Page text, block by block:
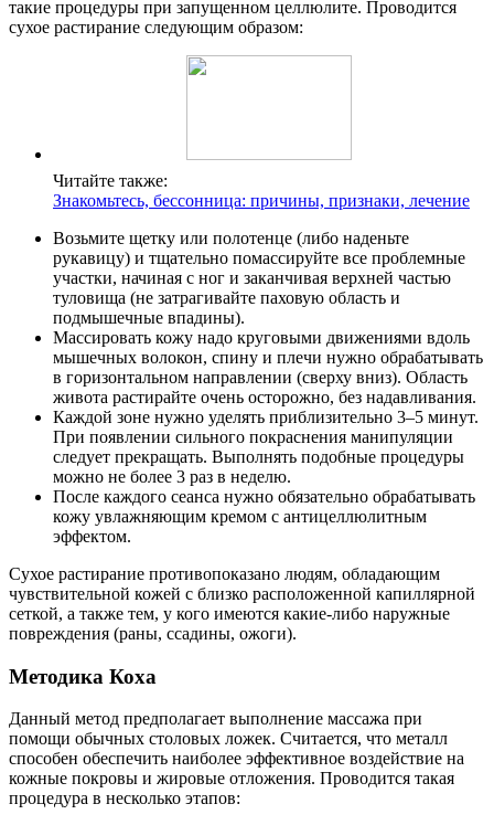
такие процедуры при запущенном целлюлите. Проводится
сухое растирание следующим образом:
Читайте также:
Знакомьтесь, бессонница: причины, признаки, лечение
Возьмите щетку или полотенце (либо наденьте
рукавицу) и тщательно помассируйте все проблемные
участки, начиная с ног и заканчивая верхней частью
туловища (не затрагивайте паховую область и
подмышечные впадины).
Массировать кожу надо круговыми движениями вдоль
мышечных волокон, спину и плечи нужно обрабатывать
в горизонтальном направлении (сверху вниз). Область
живота растирайте очень осторожно, без надавливания.
Каждой зоне нужно уделять приблизительно 3–5 минут.
При появлении сильного покраснения манипуляции
следует прекращать. Выполнять подобные процедуры
можно не более 3 раз в неделю.
После каждого сеанса нужно обязательно обрабатывать
кожу увлажняющим кремом с антицеллюлитным
эффектом.
Сухое растирание противопоказано людям, обладающим
чувствительной кожей с близко расположенной капиллярной
сеткой, а также тем, у кого имеются какие-либо наружные
повреждения (раны, ссадины, ожоги).
Методика Коха
Данный метод предполагает выполнение массажа при
помощи обычных столовых ложек. Считается, что металл
способен обеспечить наиболее эффективное воздействие на
кожные покровы и жировые отложения. Проводится такая
процедура в несколько этапов: